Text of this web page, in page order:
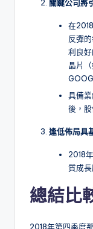
關鍵公司將
在
反彈
利良
晶片（
具備
後，股
逢低佈局具
2018
質成
總結比
2018年第四季度